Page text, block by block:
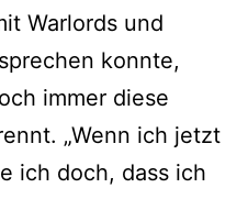
Warlords und
konnte,
immer diese
„Wenn ich jetzt
ich doch, dass ich